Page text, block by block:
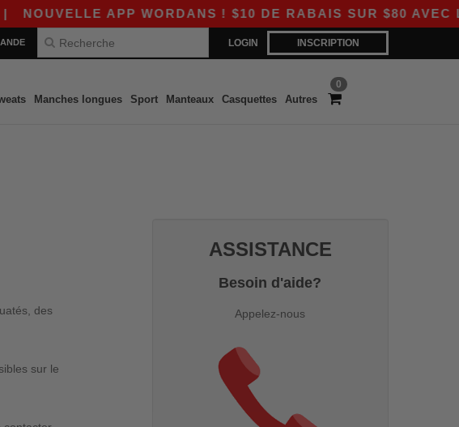
NOUVELLE APP WORDANS ! $10 DE RABAIS SUR $80 AVEC
LOGIN INSCRIPTION
0
Manches longues Sport Manteaux Casquettes Autres
des
sur le
ASSISTANCE
Besoin d'aide?
Appelez-nous